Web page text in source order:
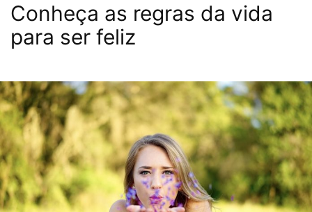
Conheça as regras da vida
para ser feliz